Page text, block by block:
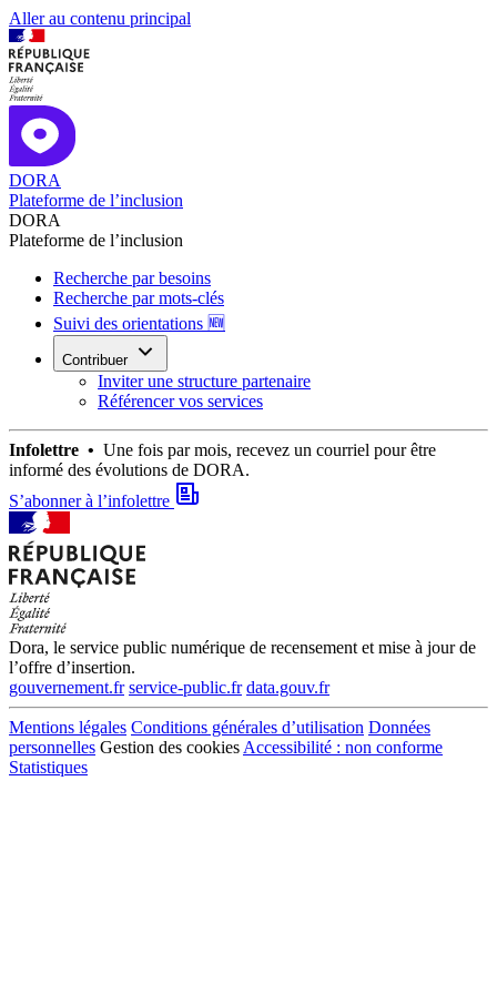
Aller au contenu principal
DORA
Plateforme de l’inclusion
DORA
Plateforme de l’inclusion
Recherche par besoins
Recherche par mots-clés
Suivi des orientations 🆕
Contribuer
Inviter une structure partenaire
Référencer vos services
Infolettre • Une fois par mois, recevez un courriel pour être
informé des évolutions de DORA.
S’abonner à l’infolettre
Dora, le service public numérique de recensement et mise à jour de
l’offre d’insertion.
gouvernement.fr service-public.fr data.gouv.fr
Mentions légales Conditions générales d’utilisation Données
personnelles Gestion des cookies Accessibilité : non conforme
Statistiques